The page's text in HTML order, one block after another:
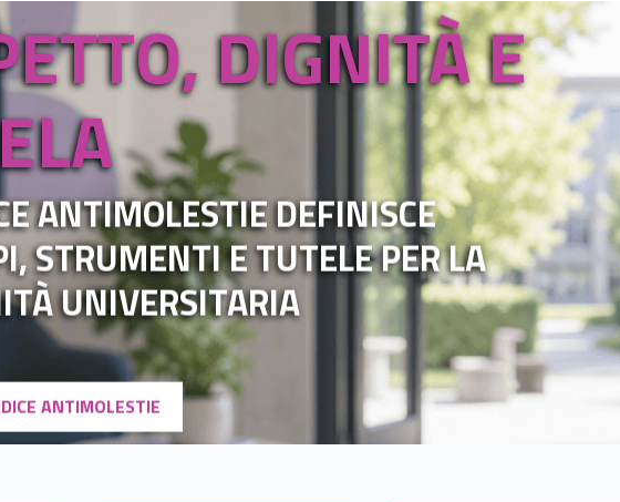
DIGNITÀ E
ANTIMOLESTIE DEFINISCE
STRUMENTI E TUTELE PER LA
UNIVERSITARIA
ANTIMOLESTIE